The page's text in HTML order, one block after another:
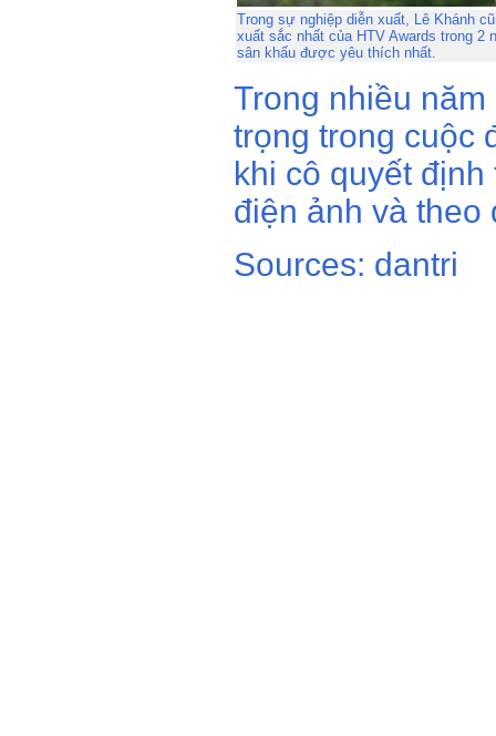
Trong sự nghiệp diễn xuất, Lê Khánh
xuất sắc nhất của HTV Awards trong 2
sân khấu được yêu thích nhất.
Trong nhiều
trọng trong cuộc
khi cô quyết
điện ảnh và theo
Sources: dantri